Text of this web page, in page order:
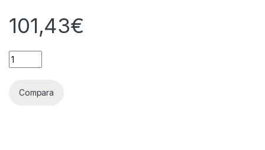
101,43€
VENTS - VK 125 R - ASPIRATORE 355-370 M³/H - 40-41 DBA
Compara